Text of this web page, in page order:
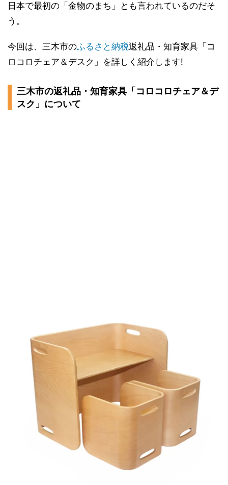
日本で最初の「金物のまち」とも言われているのだそ
う。
今回は、三木市のふるさと納税返礼品・知育家具「コ
ロコロチェア＆デスク」を詳しく紹介します!
三木市の返礼品・知育家具「コロコロチェア＆デ
スク」について